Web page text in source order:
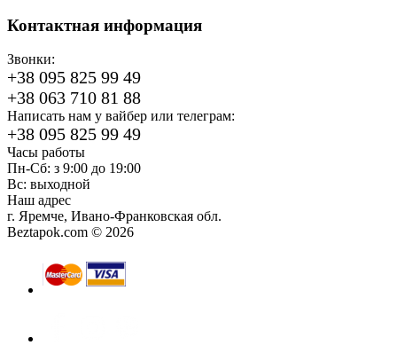
Контактная информация
Звонки:
+38 095 825 99 49
+38 063 710 81 88
Написать нам у вайбер или телеграм:
+38 095 825 99 49
Часы работы
Пн-Сб: з 9:00 до 19:00
Вс: выходной
Наш адрес
г. Яремче, Ивано-Франковская обл.
Beztapok.com © 2026